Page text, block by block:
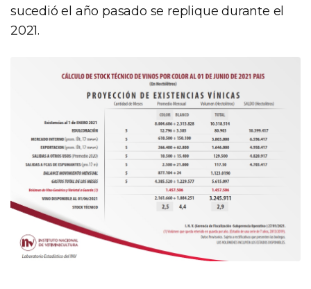
sucedió el año pasado se replique durante el
2021.